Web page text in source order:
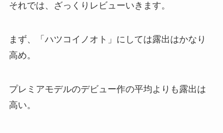
それでは、ざっくりレビューいきます。
まず、「ハツコイノオト」にしては露出はかなり
高め。
プレミアモデルのデビュー作の平均よりも露出は
高い。